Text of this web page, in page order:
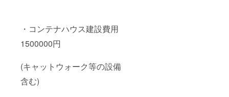
・コンテナハウス建設費用
1500000円
(キャットウォーク等の設備
含む)